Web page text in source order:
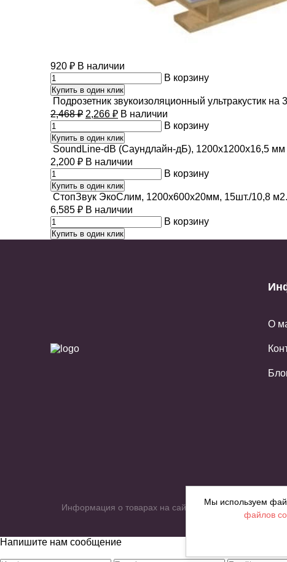
920 ₽ В наличии
В корзину
Купить в один клик
Подрозетник звукоизоляционный ультракустик на
2,468₽ 2,266 ₽ В наличии
В корзину
Купить в один клик
SoundLine-dB (Саундлайн-дБ), 1200х1200х16,5 мм
2,200 ₽ В наличии
В корзину
Купить в один клик
СтопЗвук ЭкоСлим, 1200х600х20мм, 15шт./10,8
6,585 ₽ В наличии
В корзину
Купить в один клик
О
Информация о товарах на сайте приведена в целях
Напишите нам сообщение
Мы используем
файлов